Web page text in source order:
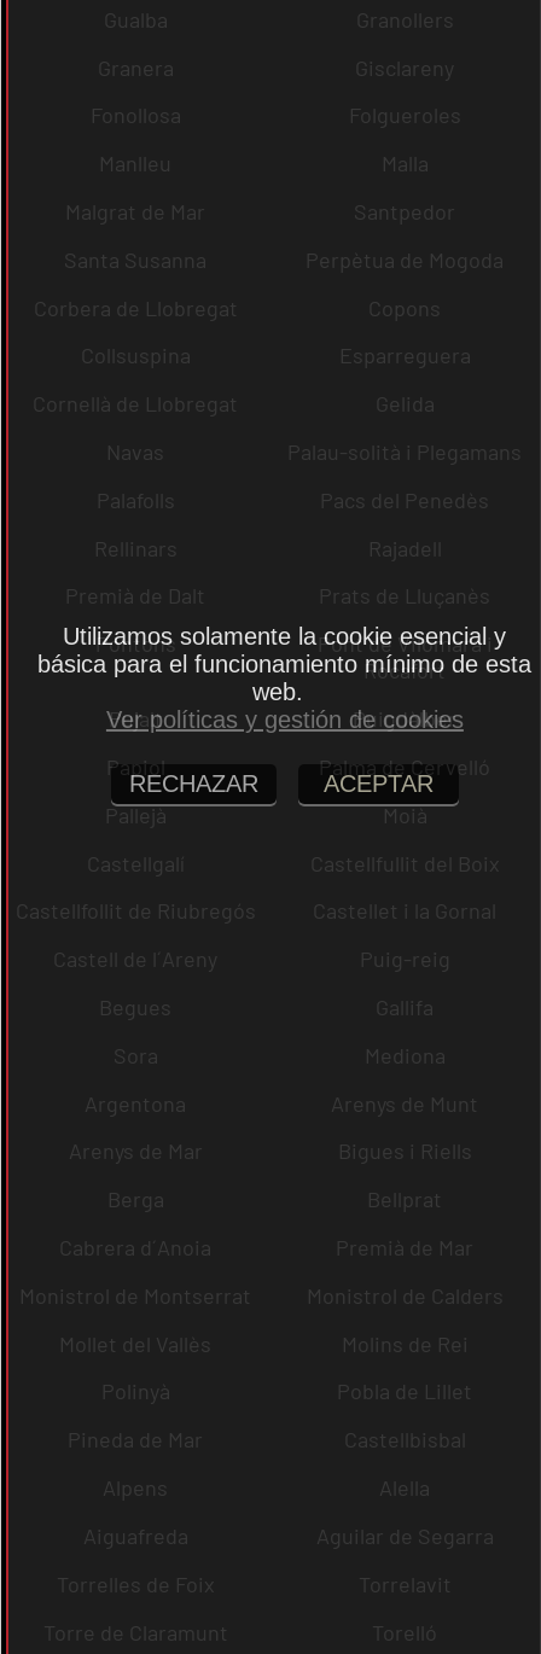
Gualba
Granollers
Granera
Gisclareny
Fonollosa
Folgueroles
Manlleu
Malla
Malgrat de Mar
Santpedor
Santa Susanna
Perpètua de Mogoda
Corbera de Llobregat
Copons
Collsuspina
Esparreguera
Cornellà de Llobregat
Gelida
Navas
Palau-solità i Plegamans
Palafolls
Pacs del Penedès
Rellinars
Rajadell
Premià de Dalt
Prats de Lluçanès
Pontons
Pont de Vilomara i
Rocafort
Pujalt
Puigdàlber
Papiol
Palma de Cervelló
Pallejà
Moià
Castellgalí
Castellfullit del Boix
Castellfollit de Riubregós
Castellet i la Gornal
Castell de l´Areny
Puig-reig
Begues
Gallifa
Sora
Mediona
Argentona
Arenys de Munt
Arenys de Mar
Bigues i Riells
Berga
Bellprat
Cabrera d´Anoia
Premià de Mar
Monistrol de Montserrat
Monistrol de Calders
Mollet del Vallès
Molins de Rei
Polinyà
Pobla de Lillet
Pineda de Mar
Castellbisbal
Alpens
Alella
Aiguafreda
Aguilar de Segarra
Torrelles de Foix
Torrelavit
Torre de Claramunt
Torelló
Utilizamos solamente la cookie esencial y
básica para el funcionamiento mínimo de esta
web.
Ver políticas y gestión de cookies
RECHAZAR ACEPTAR